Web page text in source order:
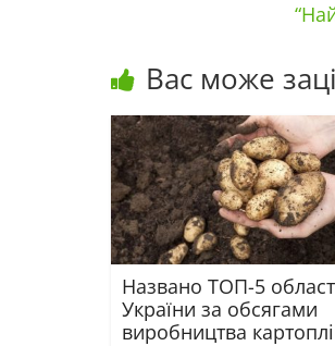
Вас може
Названо ТОП-5
України за обсягами
виробництва картоплі